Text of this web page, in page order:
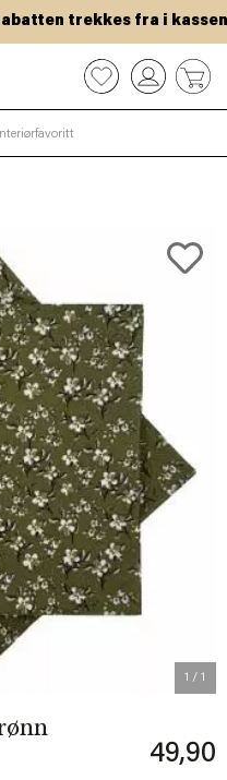
trekkes fra i kassen.
0
1 / 1
49,90